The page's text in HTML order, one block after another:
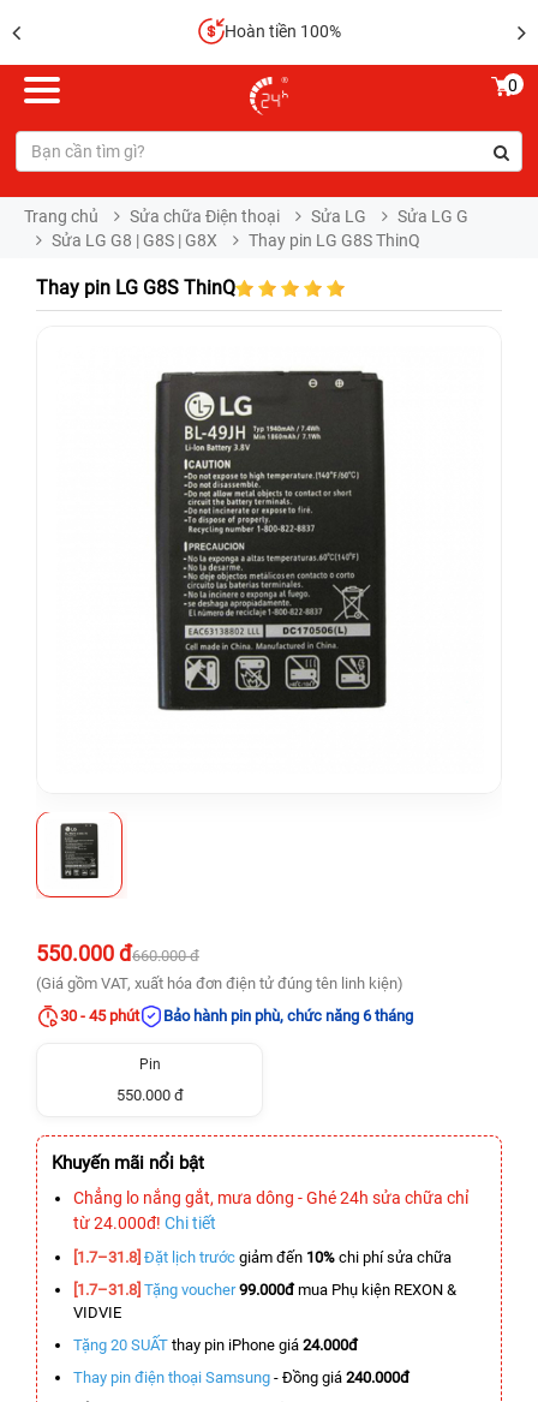
Hoàn tiền 100%
0
Trang chủ Sửa chữa Điện thoại Sửa LG
Sửa LG G
Sửa LG G8 | G8S | G8X
Thay pin LG G8S ThinQ
Thay pin LG G8S ThinQ
550.000 đ660.000 đ
(Giá gồm VAT, xuất hóa đơn điện tử đúng tên linh kiện)
30 - 45 phút
Bảo hành pin phù, chức năng 6 tháng
Pin
550.000 đ
Khuyến mãi nổi bật
Chẳng lo nắng gắt, mưa dông - Ghé 24h sửa chữa chỉ
từ 24.000đ! Chi tiết
[1.7–31.8] Đặt lịch trước giảm đến 10% chi phí sửa chữa
[1.7–31.8] Tặng voucher 99.000đmua Phụ kiện REXON &
VIDVIE
Tặng 20 SUẤT thay pin iPhone giá 24.000đ
Thay pin điện thoại Samsung - Đồng giá 240.000đ